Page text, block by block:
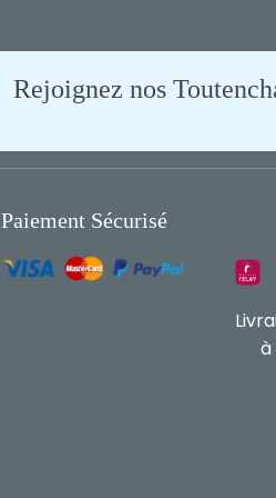
Rejoignez nos
Paiement Sécurisé
à